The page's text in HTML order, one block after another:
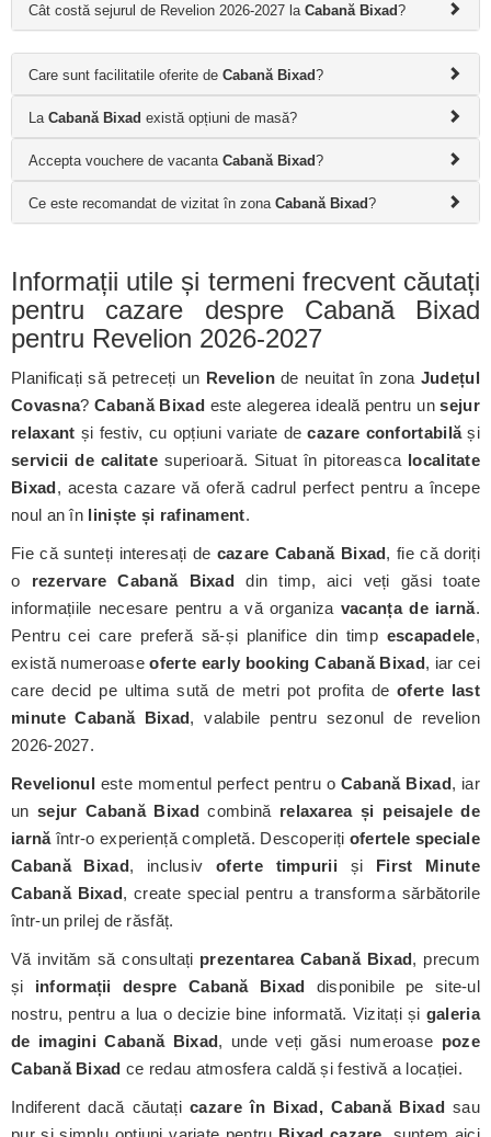
Cât costă sejurul de Revelion 2026-2027 la Cabană Bixad?
Care sunt facilitatile oferite de Cabană Bixad?
La Cabană Bixad există opțiuni de masă?
Accepta vouchere de vacanta Cabană Bixad?
Ce este recomandat de vizitat în zona Cabană Bixad?
Informații utile și termeni frecvent căutați
pentru cazare despre Cabană Bixad
pentru Revelion 2026-2027
Planificați să petreceți un Revelionde neuitat în zona Județul
Covasna?Cabană Bixadeste alegerea ideală pentru unsejur
relaxant și festiv, cu opțiuni variate decazare confortabilăși
servicii de calitate superioară. Situat în pitoreasca localitate
Bixad, acesta cazare vă oferă cadrul perfect pentru a începe
noul an în liniște și rafinament.
Fie că sunteți interesați de cazare Cabană Bixad, fie că doriți
o rezervare Cabană Bixad din timp, aici veți găsi toate
informațiile necesare pentru a vă organiza vacanța de iarnă.
Pentru cei care preferă să-și planifice din timp escapadele,
există numeroaseoferte early booking Cabană Bixad, iar cei
care decid pe ultima sută de metri pot profita deoferte last
minute Cabană Bixad, valabile pentru sezonul de revelion
2026-2027.
Revelionul este momentul perfect pentru o Cabană Bixad, iar
unsejur Cabană Bixadcombină relaxarea și peisajele de
iarnăîntr-o experiență completă. Descoperiți ofertele speciale
Cabană Bixad, inclusivoferte timpurii și First Minute
Cabană Bixad, create special pentru a transforma sărbătorile
într-un prilej de răsfăț.
Vă invităm să consultați prezentarea Cabană Bixad, precum
și informații despre Cabană Bixad disponibile pe site-ul
nostru, pentru a lua o decizie bine informată. Vizitați și galeria
de imagini Cabană Bixad, unde veți găsi numeroase poze
Cabană Bixad ce redau atmosfera caldă și festivă a locației.
Indiferent dacă căutațicazare în Bixad, Cabană Bixadsau